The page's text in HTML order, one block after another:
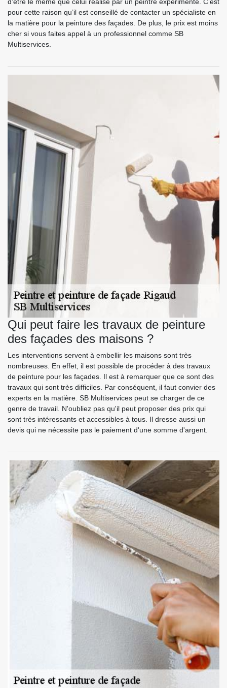
pour cette raison qu’il est conseillé de contacter un spécialiste en
la matière pour la peinture des façades. De plus, le prix est moins
cher si vous faites appel à un professionnel comme SB
Multiservices.
Qui peut faire les travaux de peinture
des façades des maisons ?
Les interventions servent à embellir les maisons sont très
nombreuses. En effet, il est possible de procéder à des travaux
de peinture pour les façades. Il est à remarquer que ce sont des
travaux qui sont très difficiles. Par conséquent, il faut convier des
experts en la matière. SB Multiservices peut se charger de ce
genre de travail. N'oubliez pas qu'il peut proposer des prix qui
sont très intéressants et accessibles à tous. Il dresse aussi un
devis qui ne nécessite pas le paiement d'une somme d'argent.